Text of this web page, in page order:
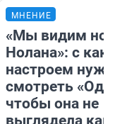
МНЕНИЕ
«Мы видим
Нолана»: с
настроем
смотреть
чтобы она не
выглядела как